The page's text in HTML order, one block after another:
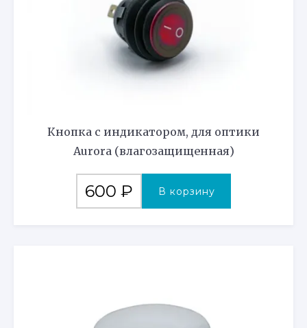
Кнопка с индикатором, для оптики
Aurora (влагозащищенная)
600 ₽ В корзину